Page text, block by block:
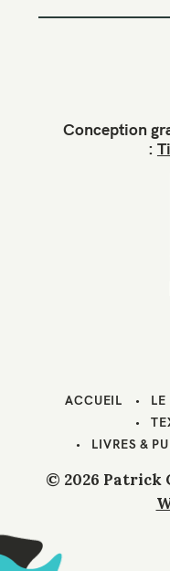
Conception
:
ACCUEIL
LIVRES &
© 2026 Patrick